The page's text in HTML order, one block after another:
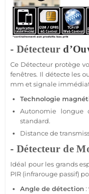
- Détecteur
Ce Détecteur protège
fenêtres. Il détecte les
mm et signale
Technologie
Autonomie longue
standard.
Distance de
- Détecteur de
Idéal pour les grands
PIR (infrarouge passif)
Angle de détection :